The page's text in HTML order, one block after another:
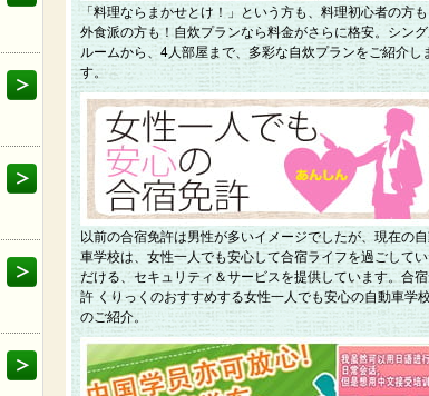
「料理ならまかせとけ！」という方も、料理初心者の方も
外食派の方も！自炊プランなら料金がさらに格安。シン
ルームから、4人部屋まで、多彩な自炊プランをご紹介し
す。
以前の合宿免許は男性が多いイメージでしたが、現在の
車学校は、女性一人でも安心して合宿ライフを過ごして
だける、セキュリティ＆サービスを提供しています。合
許 くりっくのおすすめする女性一人でも安心の自動車学
のご紹介。